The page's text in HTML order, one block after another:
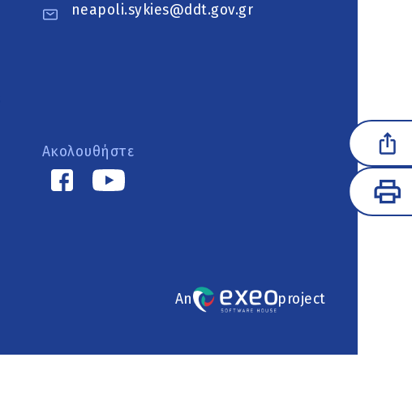
neapoli.sykies@ddt.gov.gr
Ακολουθήστε
An project